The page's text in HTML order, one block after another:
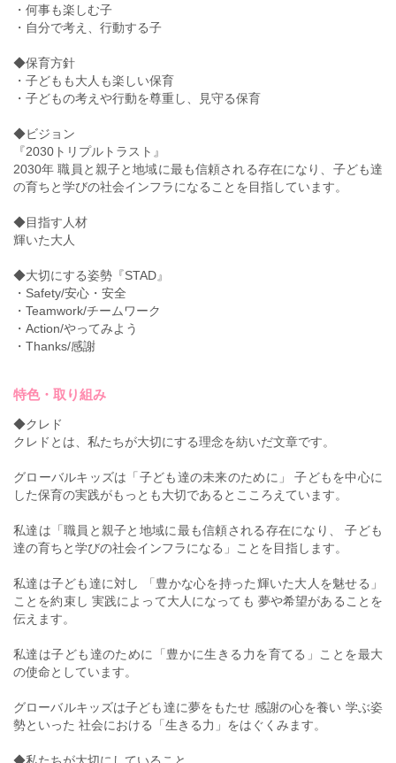
・何事も楽しむ子
・自分で考え、行動する子
◆保育方針
・子どもも大人も楽しい保育
・子どもの考えや行動を尊重し、見守る保育
◆ビジョン
『2030トリプルトラスト』
2030年 職員と親子と地域に最も信頼される存在になり、子ども達
の育ちと学びの社会インフラになることを目指しています。
◆目指す人材
輝いた大人
◆大切にする姿勢『STAD』
・Safety/安心・安全
・Teamwork/チームワーク
・Action/やってみよう
・Thanks/感謝
特色・取り組み
◆クレド
クレドとは、私たちが大切にする理念を紡いだ文章です。
グローバルキッズは「子ども達の未来のために」 子どもを中心に
した保育の実践がもっとも大切であるとこころえています。
私達は「職員と親子と地域に最も信頼される存在になり、 子ども
達の育ちと学びの社会インフラになる」ことを目指します。
私達は子ども達に対し 「豊かな心を持った輝いた大人を魅せる」
ことを約束し 実践によって大人になっても 夢や希望があることを
伝えます。
私達は子ども達のために「豊かに生きる力を育てる」ことを最大
の使命としています。
グローバルキッズは子ども達に夢をもたせ 感謝の心を養い 学ぶ姿
勢といった 社会における「生きる力」をはぐくみます。